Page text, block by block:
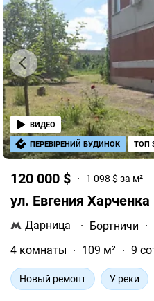
120 000 $ 1 098 $ за м²
ул. Евгения Харченка
Дарница · Бортничи ·
4 комнаты
109 м² 9
Новый ремонт У реки
ВИДЕО
ПЕРЕВІРЕНИЙ БУДИНОК ТОП